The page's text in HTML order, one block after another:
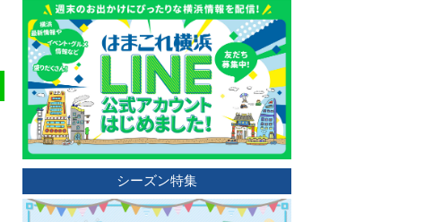
シーズン特集